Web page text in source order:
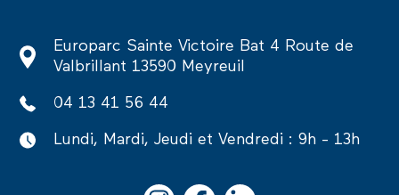
Europarc Sainte Victoire Bat 4 Route de
Valbrillant 13590 Meyreuil
04 13 41 56 44
Lundi, Mardi, Jeudi et Vendredi : 9h - 13h